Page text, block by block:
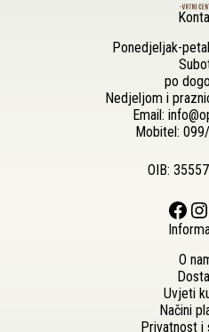
Ponedjeljak-
po
Nedjeljom i
Email:
Mobitel:
OIB:
Facebook Instagram
O
Uvjeti
Načini
Privatnost i